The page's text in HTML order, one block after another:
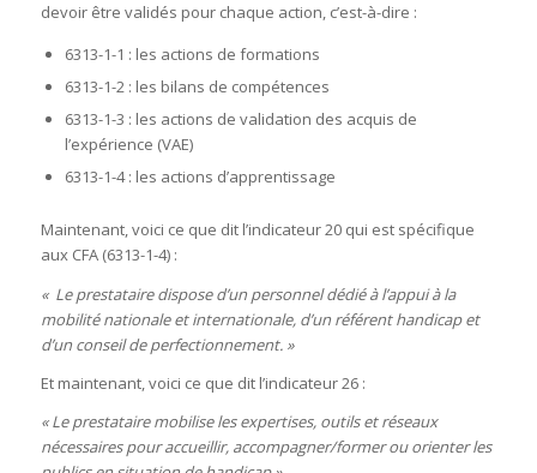
devoir être validés pour chaque action, c’est-à-dire :
6313-1-1 : les actions de formations
6313-1-2 : les bilans de compétences
6313-1-3 : les actions de validation des acquis de
l’expérience (VAE)
6313-1-4 : les actions d’apprentissage
Maintenant, voici ce que dit l’indicateur 20 qui est spécifique
aux CFA (6313-1-4) :
« Le prestataire dispose d’un personnel dédié à l’appui à la
mobilité nationale et internationale, d’un référent handicap et
d’un conseil de perfectionnement. »
Et maintenant, voici ce que dit l’indicateur 26 :
« Le prestataire mobilise les expertises, outils et réseaux
nécessaires pour accueillir, accompagner/former ou orienter les